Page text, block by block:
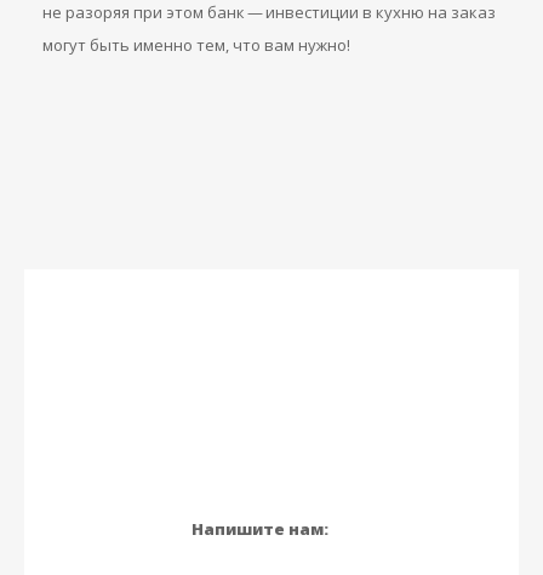
не разоряя при этом банк — инвестиции в кухню на заказ
могут быть именно тем, что вам нужно!
Напишите нам: